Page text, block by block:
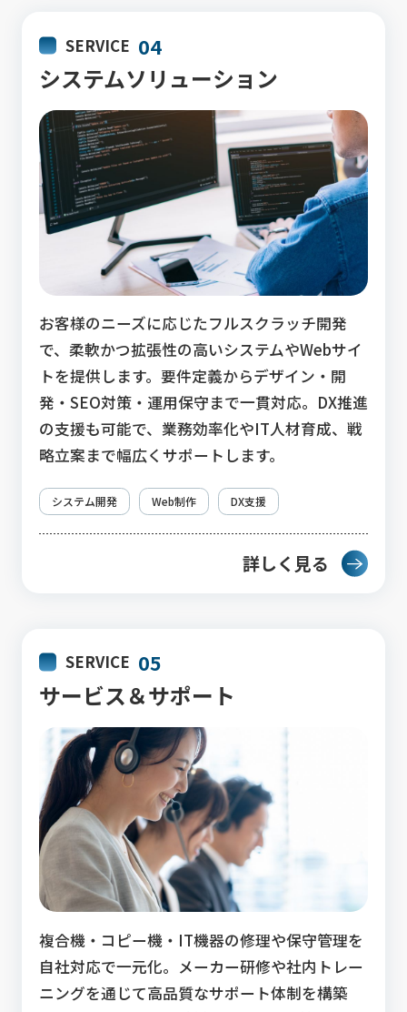
SERVICE 04
システムソリューション
お客様のニーズに応じたフルスクラッチ開発
で、柔軟かつ拡張性の高いシステムやWebサイ
トを提供します。要件定義からデザイン・開
発・SEO対策・運用保守まで一貫対応。DX推進
の支援も可能で、業務効率化やIT人材育成、戦
略立案まで幅広くサポートします。
システム開発 Web制作 DX支援
詳しく見る
SERVICE 05
サービス＆サポート
複合機・コピー機・IT機器の修理や保守管理を
自社対応で一元化。メーカー研修や社内トレー
ニングを通じて高品質なサポート体制を構築